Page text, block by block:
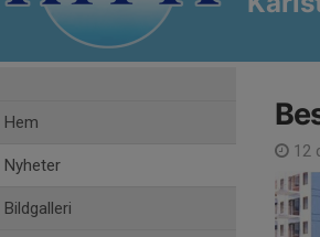
Hem
Nyheter
Bildgalleri
12